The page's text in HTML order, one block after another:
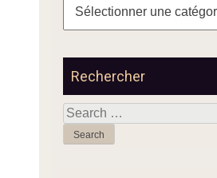
articles
Rechercher
Search
for: